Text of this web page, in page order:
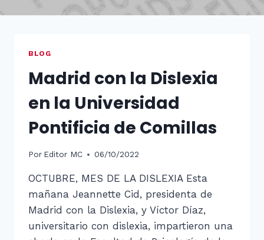
BLOG
Madrid con la Dislexia
en la Universidad
Pontificia de Comillas
Por Editor MC 06/10/2022
OCTUBRE, MES DE LA DISLEXIA Esta
mañana Jeannette Cid, presidenta de
Madrid con la Dislexia, y Víctor Díaz,
universitario con dislexia, impartieron una